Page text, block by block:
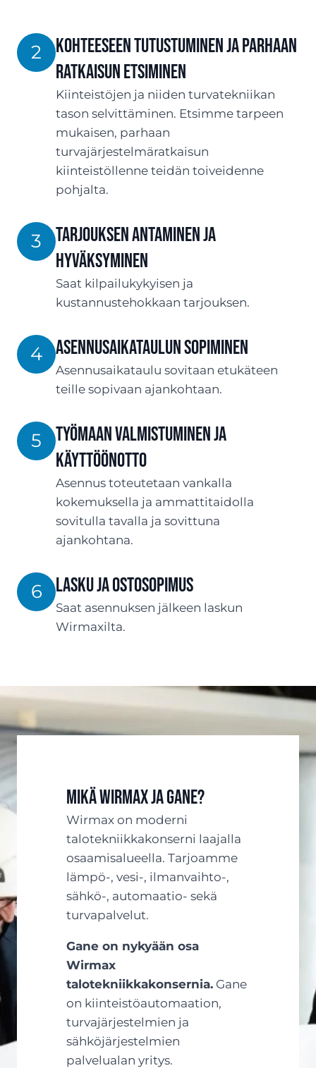
2
Kohteeseen tutustuminen ja parhaan
ratkaisun etsiminen
Kiinteistöjen ja niiden turvatekniikan
tason selvittäminen. Etsimme tarpeen
mukaisen, parhaan
turvajärjestelmäratkaisun
kiinteistöllenne teidän toiveidenne
pohjalta.
3
TARJOUksen antaminen ja
hyväksyminen
Saat kilpailukykyisen ja
kustannustehokkaan tarjouksen.
4 ASENNUSaikataulun sopiminen
Asennusaikataulu sovitaan etukäteen
teille sopivaan ajankohtaan.
5
Työmaan valmistuminen ja
käyttöönotto
Asennus toteutetaan vankalla
kokemuksella ja ammattitaidolla
sovitulla tavalla ja sovittuna
ajankohtana.
6 Lasku ja ostosopimus
Saat asennuksen jälkeen laskun
Wirmaxilta.
Mikä Wirmax ja Gane?
Wirmax on moderni
talotekniikkakonserni laajalla
osaamisalueella. Tarjoamme
lämpö-, vesi-, ilmanvaihto-,
sähkö-, automaatio- sekä
turvapalvelut.
Gane on nykyään osa
Wirmax
talotekniikkakonsernia. Gane
on kiinteistöautomaation,
turvajärjestelmien ja
sähköjärjestelmien
palvelualan yritys.